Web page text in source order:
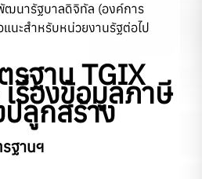
นารัฐบาลดิจิทัล (องค์การ
นะสำหรับหน่วยงานรัฐต่อไป
รฐาน TGIX
รื่องข้อมูลภาษี
ลูกสร้าง
ฐานฯ